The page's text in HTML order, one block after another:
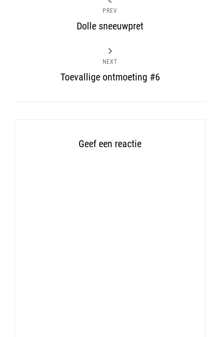
PREV
Dolle sneeuwpret
NEXT
Toevallige ontmoeting #6
Geef een reactie